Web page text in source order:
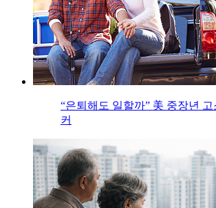
“은퇴해도 일할까” 美 중장년
커